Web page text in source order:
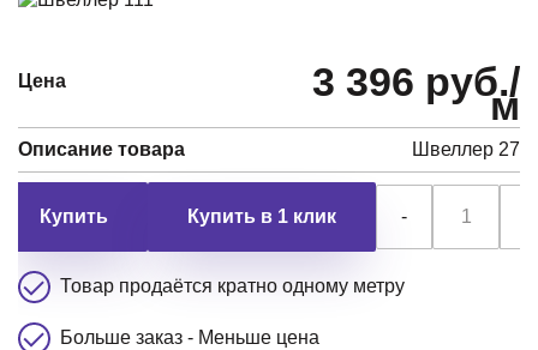
Цена 3 396 руб./
м
Описание товара Швеллер 27
Купить в 1 клик -
Товар продаётся кратно одному метру
Больше заказ - Меньше цена